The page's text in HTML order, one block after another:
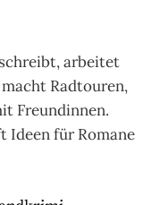
arbeitet
Radtouren,
Freundinnen.
Ideen für Romane